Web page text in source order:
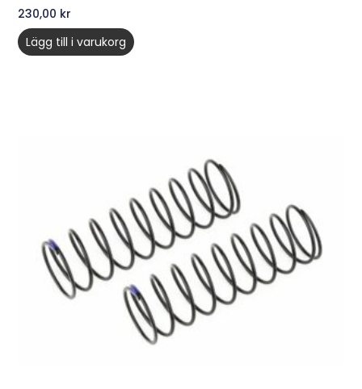
230,00 kr
Lägg till i varukorg